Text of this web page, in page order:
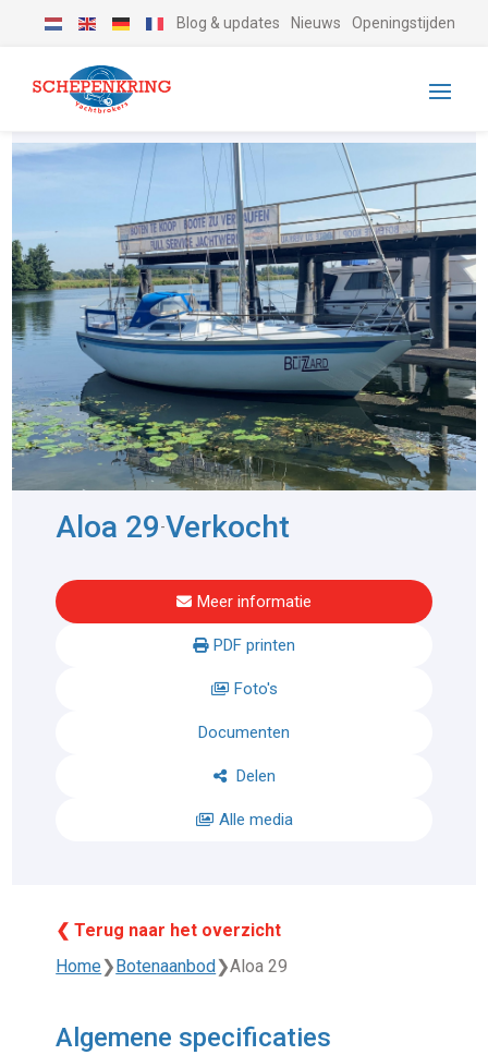
Blog & updates Nieuws Openingstijden
Aloa 29-Verkocht
Meer informatie
PDF printen
Foto's
Documenten
Delen
Alle media
❮ Terug naar het overzicht
Home❯ Botenaanbod ❯Aloa 29
Algemene specificaties